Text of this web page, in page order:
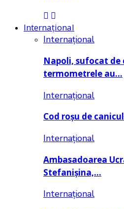
Internațional
Internațional
Napoli, sufocat de
termometrele au…
Internațional
Cod roșu de
Internațional
Ambasadoarea
Stefanișina,…
Internațional